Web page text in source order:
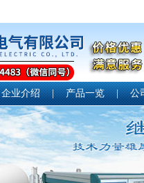
企业介绍 | 产品一览 | 公